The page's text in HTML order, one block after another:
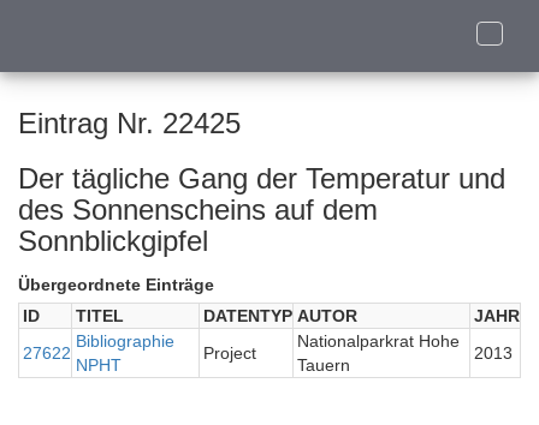
Toggle
Eintrag Nr. 22425
Der tägliche Gang der Temperatur und
des Sonnenscheins auf dem
Sonnblickgipfel
Übergeordnete Einträge
ID
TITEL DATENTYP AUTOR
JAHR
27622
Bibliographie
NPHT
Project
Nationalparkrat Hohe
Tauern
2013